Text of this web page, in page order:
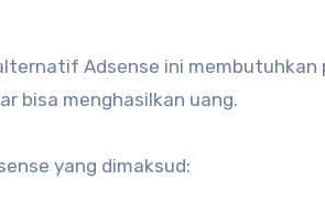
Adsense ini
bisa menghasilkan uang.
yang dimaksud: